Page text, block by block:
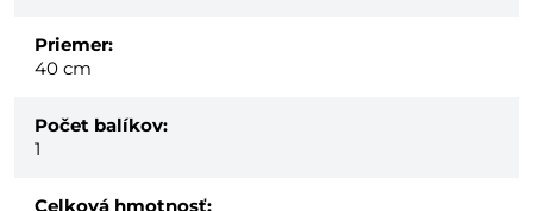
Priemer:
40 cm
Počet balíkov:
1
Celková hmotnosť: